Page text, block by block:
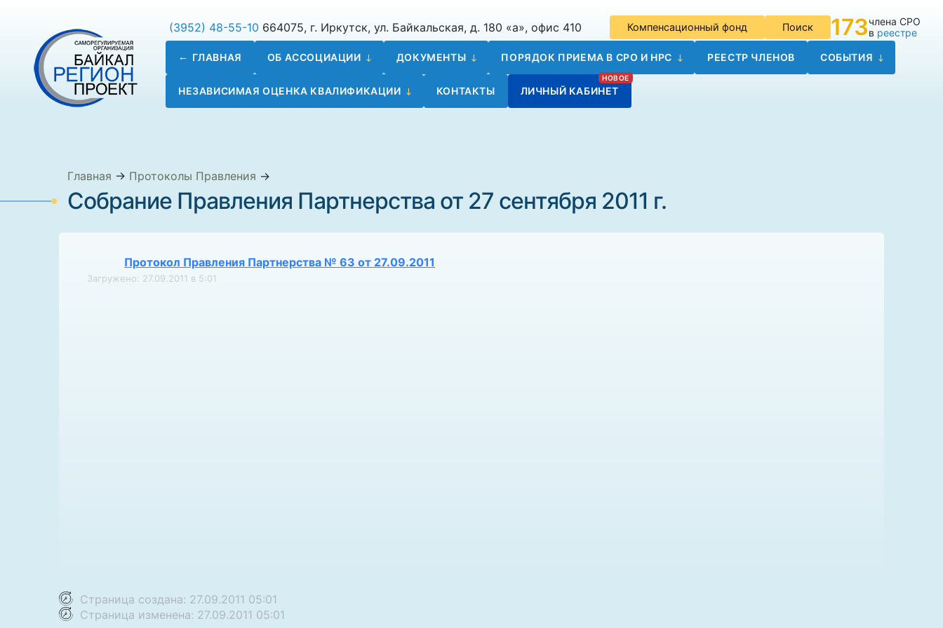
(3952) 48-55-10 664075, г. Иркутск, ул. Байкальская, д. 180 «а», офис 410 Компенсационный фонд Поиск 173члена СРО
в реестре
ГЛАВНАЯ ОБ АССОЦИАЦИИ ДОКУМЕНТЫ ПОРЯДОК ПРИЕМА В СРО И НРС РЕЕСТР ЧЛЕНОВ СОБЫТИЯ
НЕЗАВИСИМАЯ ОЦЕНКА КВАЛИФИКАЦИИ КОНТАКТЫ ЛИЧНЫЙ КАБИНЕТ
Главная → Протоколы Правления →
Собрание Правления Партнерства от 27 сентября 2011 г.
Протокол Правления Партнерства № 63 от 27.09.2011
Загружено: 27.09.2011 в 5:01
Страница создана: 27.09.2011 05:01
Страница изменена: 27.09.2011 05:01